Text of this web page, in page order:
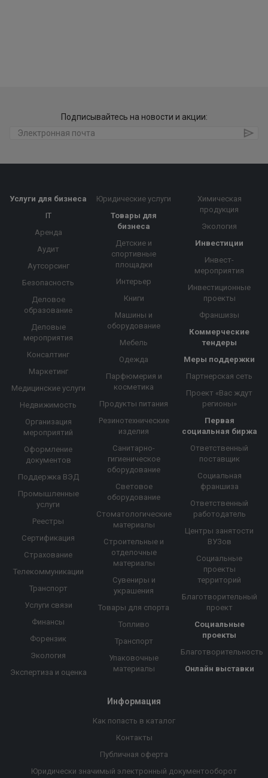
Подписывайтесь на новости и акции:
Услуги для бизнеса
IT
Аренда
Аудит
Аутсорсинг
Безопасность
Деловое
образование
Деловые
мероприятия
Консалтинг
Маркетинг
Медицинские услуги
Недвижимость
Организация
мероприятий
Оформление
документов
Поддержка ВЭД
Промышленные
услуги
Реестры
Сертификация
Страхование
Телекоммуникации
Транспорт
Услуги связи
Финансы
Форензик
Экология
Экспертиза и оценка
Юридические услуги
Товары для
бизнеса
Детские и
спортивные
площадки
Интерьер
Книги
Машины и
оборудование
Мебель
Одежда
Парфюмерия и
косметика
Продукты питания
Резинотехнические
изделия
Санитарно-
гигиеническое
оборудование
Световое
оборудование
Стоматологические
материалы
Строительные и
отделочные
материалы
Сувениры и
украшения
Товары для спорта
Топливо
Транспорт
Упаковочные
материалы
Химическая
продукция
Экология
Инвестиции
Инвест-
мероприятия
Инвестиционные
проекты
Франшизы
Коммерческие
тендеры
Меры поддержки
Партнерская сеть
Проект «Вас ждут
регионы»
Первая
социальная биржа
Ответственный
поставщик
Социальная
франшиза
Ответственный
работодатель
Центры занятости
ВУЗов
Социальные
проекты
территорий
Благотворительный
проект
Социальные
проекты
Благотворительность
Онлайн выставки
Информация
Как попасть в каталог
Контакты
Публичная оферта
Юридически значимый электронный документооборот